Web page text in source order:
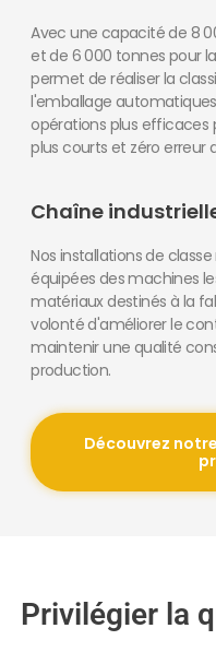
Avec une capacité de 8
et de 6 000 tonnes pour
permet de réaliser la
l'emballage
opérations plus
plus courts et zéro erreur
Chaîne
Nos installations de
équipées des machines
matériaux destinés à la
volonté d'améliorer le
maintenir une qualité
production.
Découvrez
Privilégier la